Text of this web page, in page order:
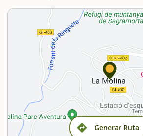
Generar Ruta